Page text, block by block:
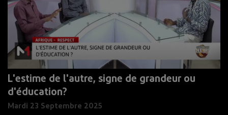
L'estime de l'autre, signe de grandeur ou
d'éducation?
Mardi 23 Septembre 2025